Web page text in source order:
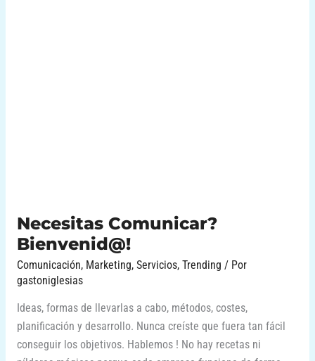
Necesitas Comunicar?
Bienvenid@!
Comunicación, Marketing, Servicios, Trending / Por
gastoniglesias
Ideas, formas de llevarlas a cabo, métodos, costes,
planificación y desarrollo. Nunca creíste que fuera tan fácil
conseguir los objetivos. Hablemos ! No hay recetas ni